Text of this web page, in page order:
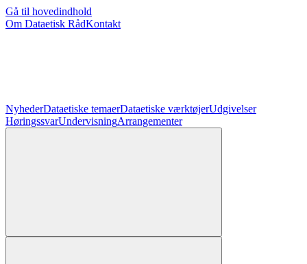
Gå til hovedindhold
Om Dataetisk RådKontakt
NyhederDataetiske temaerDataetiske værktøjerUdgivelser
HøringssvarUndervisningArrangementer